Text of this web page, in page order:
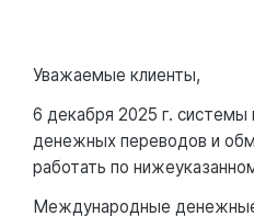
Уважаемые клиенты,
6 декабря 2025 г.
денежных переводов и
работать по
Международные